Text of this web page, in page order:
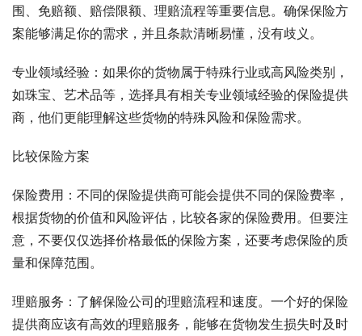
围、免赔额、赔偿限额、理赔流程等重要信息。确保保险方
案能够满足你的需求，并且条款清晰易懂，没有歧义。
专业领域经验：如果你的货物属于特殊行业或高风险类别，
如珠宝、艺术品等，选择具有相关专业领域经验的保险提供
商，他们更能理解这些货物的特殊风险和保险需求。
比较保险方案
保险费用：不同的保险提供商可能会提供不同的保险费率，
根据货物的价值和风险评估，比较各家的保险费用。但要注
意，不要仅仅选择价格最低的保险方案，还要考虑保险的质
量和保障范围。
理赔服务：了解保险公司的理赔流程和速度。一个好的保险
提供商应该有高效的理赔服务，能够在货物发生损失时及时